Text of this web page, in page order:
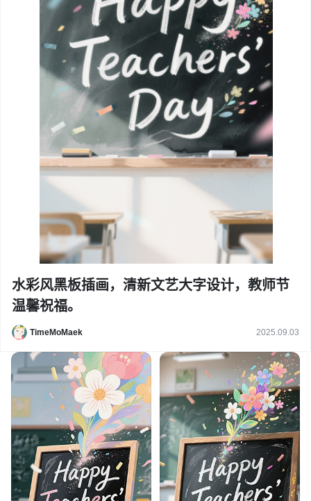
水彩风黑板插画，清新文艺大字设计，教师节
温馨祝福。
TimeMoMaek 2025.09.03